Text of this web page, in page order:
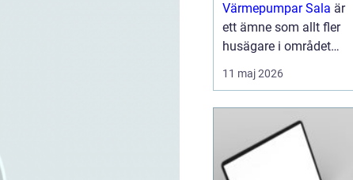
Värmepumpar Sala är
ett ämne som allt fler
husägare i området
intresserar sig för när
energipriserna stiger och
lösningar ökar. Många
vill sänka sina
värmeko...
11 maj 2026